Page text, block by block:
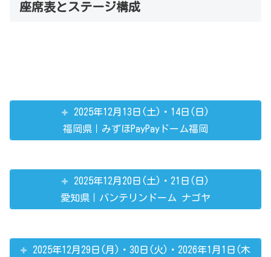
座席表とステージ構成
2025年12月13日(土)・14日(日)
福岡県｜みずほPayPayドーム福岡
2025年12月20日(土)・21日(日)
愛知県｜バンテリンドーム ナゴヤ
2025年12月29日(月)・30日(火)・2026年1月1日(木